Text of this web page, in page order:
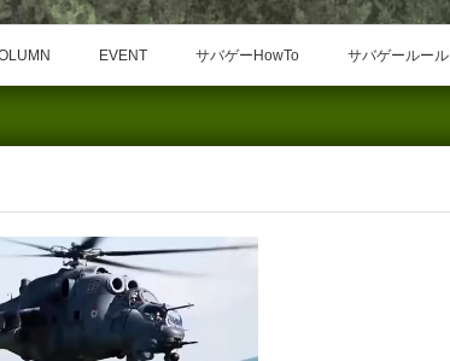
EVENT サバゲーHowTo サバゲールール